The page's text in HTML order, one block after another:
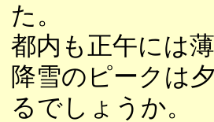
た。
都内も正午には
降雪のピークは
るでしょうか。